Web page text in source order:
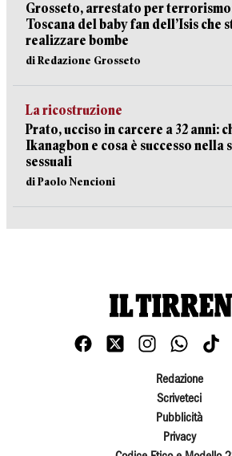
Grosseto, arrestato per
Toscana del baby fan dell’Isis che
realizzare bombe
di Redazione Grosseto
La ricostruzione
Prato, ucciso in carcere a 32 anni:
Ikanagbon e cosa è successo nella
sessuali
di Paolo Nencioni
Redazione
Scriveteci
Pubblicità
Privacy